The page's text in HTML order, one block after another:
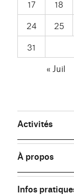
17
18
24
25
31
« Juil
Activités
À propos
Infos